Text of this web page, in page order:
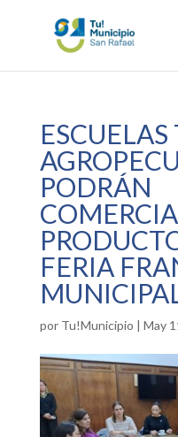
PODRÁN
FERIA
por Tu!Municipio | May